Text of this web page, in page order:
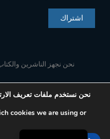
اشتراك
نحن نجهز الناشرين
نحن نستخدم ملفات تعريف
cookies we are using or
Spanish
French
Indonesian